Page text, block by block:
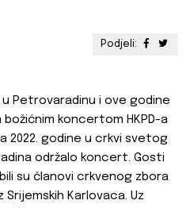
Podjeli:
Petrovaradinu i ove godine
koncertom HKPD-a
2022. godine u crkvi svetog
održalo koncert. Gosti
su članovi crkvenog zbora
Karlovaca. Uz